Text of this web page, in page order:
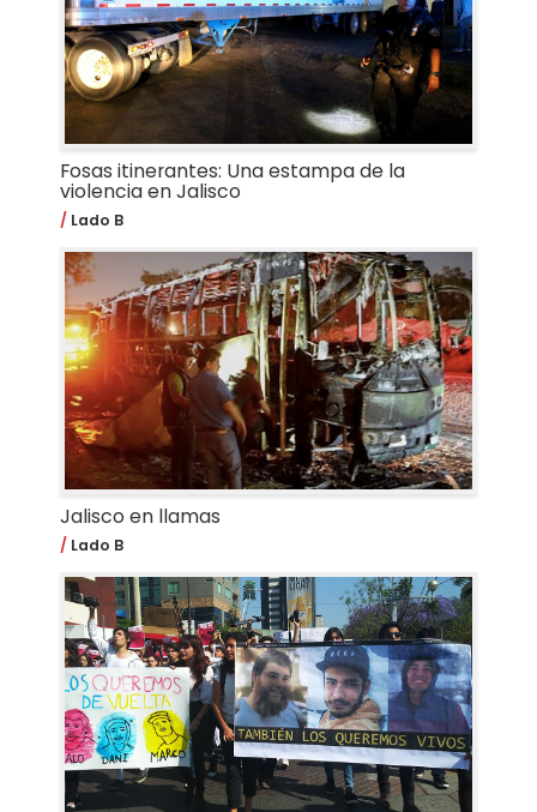
Fosas itinerantes: Una estampa de la
violencia en Jalisco
Lado B
Jalisco en llamas
Lado B